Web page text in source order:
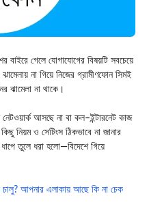
বাইরে গেলে যোগাযোগের বিষয়টি সবচেয়ে
না গিয়ে নিজের গ্রামীণফোন সিমই
ঝামেলা না থাকে।
আসছে না বা কল–ইন্টারনেট কাজ
নিয়ম ও সেটিংস ঠিকভাবে না জানার
তুলে ধরা হলো—বিদেশে গিয়ে
আপনার এলাকায় আছে কি না চেক